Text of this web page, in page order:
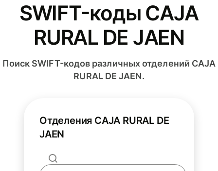
SWIFT-коды CAJA
RURAL DE JAEN
Поиск SWIFT-кодов различных отделений CAJA
RURAL DE JAEN.
Отделения CAJA RURAL DE
JAEN